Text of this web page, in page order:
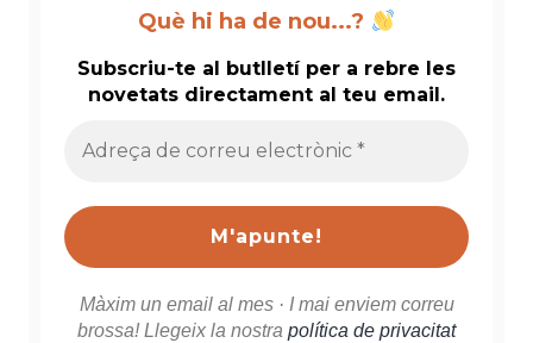
Què hi ha de nou...?
Subscriu-te al butlletí per a rebre les
novetats directament al teu email.
*
Màxim un email al mes · I mai enviem correu
brossa! Llegeix la nostra política de privacitat